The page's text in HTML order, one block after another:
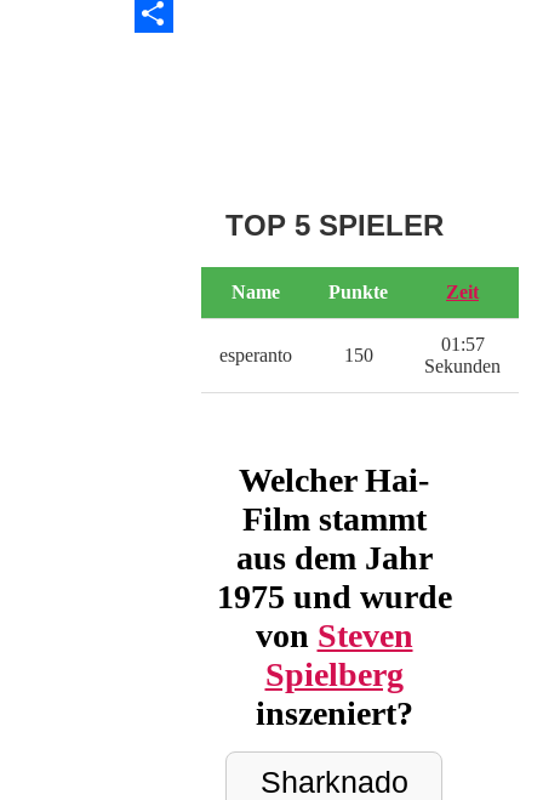
Reddit
TOP 5 SPIELER
Name Punkte Zeit
esperanto 150
01:57
Sekunden
Welcher Hai-
Film stammt
aus dem Jahr
1975 und wurde
von Steven
Spielberg
inszeniert?
Sharknado